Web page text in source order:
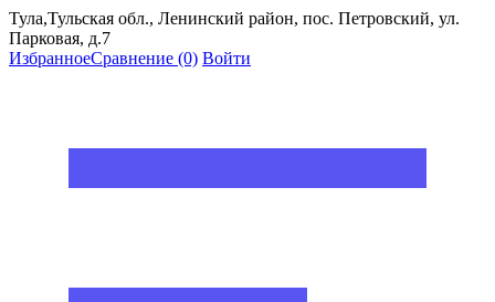
Тула,Тульская обл., Ленинский район, пос. Петровский, ул.
Парковая, д.7
ИзбранноеСравнение (0) Войти